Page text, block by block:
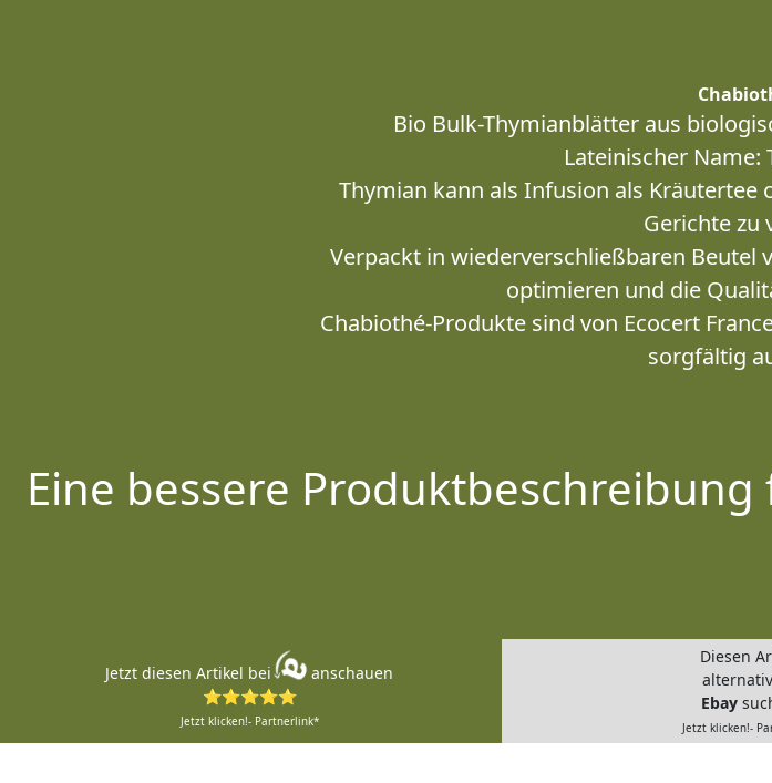
Bio Bulk-Thymianblätter aus
Lateinischer Name:
Thymian kann als Infusion als
Gerichte zu
Verpackt in wiederverschließbaren Beutel
optimieren und die
Chabiothé-Produkte sind von Ecocert
sorgfältig
Eine bessere
Jetzt diesen Artikel bei
anschauen
⭐⭐⭐⭐⭐
Jetzt klicken!- Partnerlink*
Diesen
Ebay
Jetzt klicken!-